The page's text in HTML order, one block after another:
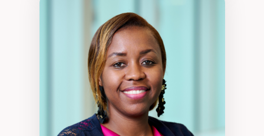
Les apports pédagogiques des théories de
l'affect, du posthumanisme, du féminisme
dans l'éducation aux sciences
L'apprentissage des sciences/STIM dans une
perspective socioécologique de care
L’insertion professionnelle des
enseignant.e.s